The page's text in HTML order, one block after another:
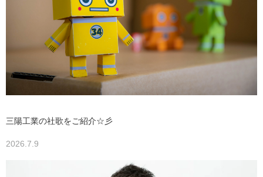
三陽工業の社歌をご紹介☆彡
2026.7.9